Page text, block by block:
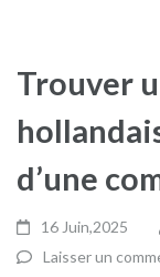
Trouver
d’une
16 Juin,2025
Laisser un